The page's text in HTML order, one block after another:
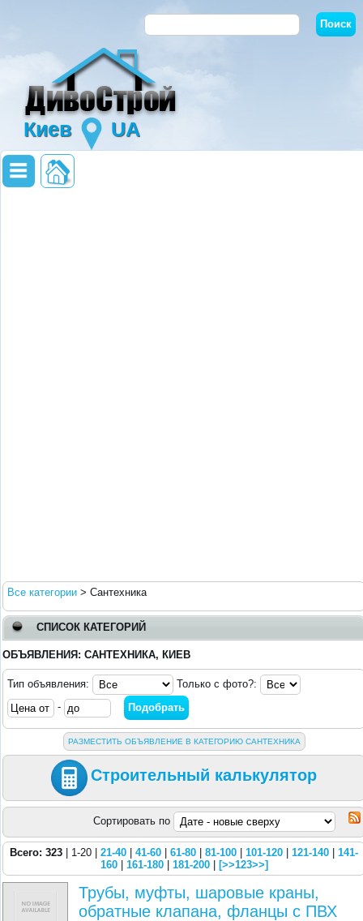
Киев UA
Все категории > Сантехника
СПИСОК КАТЕГОРИЙ
ОБЪЯВЛЕНИЯ: САНТЕХНИКА, КИЕВ
Тип объявления:
Только с фото?:
-
РАЗМЕСТИТЬ ОБЪЯВЛЕНИЕ В КАТЕГОРИЮ САНТЕХНИКА
Строительный калькулятор
Сортировать по
Всего: 323 | 1-20 | 21-40 41-60 61-80 81-100 101-120 121-140
141-
160| 161-180| 181-200| [>>123>>]
Трубы, муфты, шаровые краны,
обратные клапана, фланцы с ПВХ